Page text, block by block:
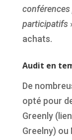
conférences
participatifs
achats.
Audit en
De
opté pour
Greenly
Greelny) ou